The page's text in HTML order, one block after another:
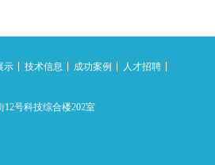
示 技术信息 成功案例
人才招聘
号科技综合楼202室